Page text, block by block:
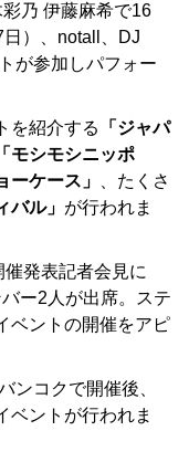
乃 伊藤麻希で16
）、notall、DJ
が参加しパフォー
を紹介する
「ジャパ
「モシモシニッポ
ーケース」
、たくさ
バル」 が行われま
発表記者会見に
ー2人が出席。ステ
ベントの開催をアピ
ンコクで開催後、
ベントが行われま